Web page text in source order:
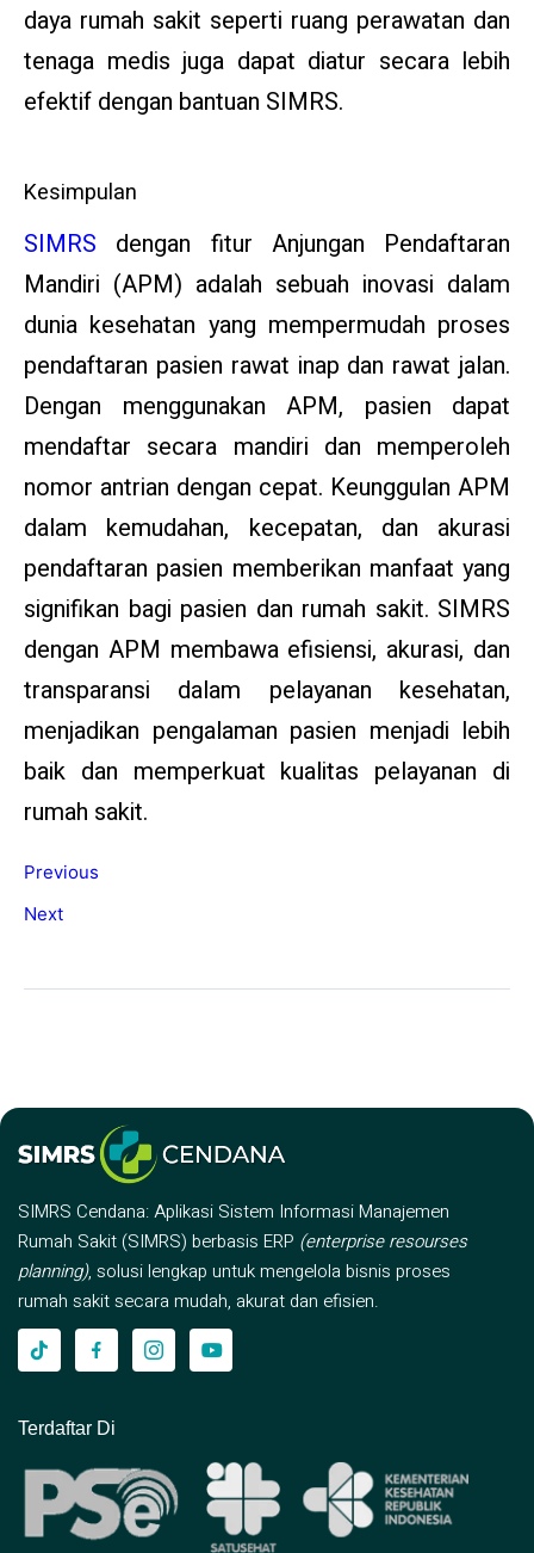
daya rumah sakit seperti ruang perawatan dan
tenaga medis juga dapat diatur secara lebih
efektif dengan bantuan SIMRS.
Kesimpulan
SIMRS dengan fitur Anjungan Pendaftaran
Mandiri (APM) adalah sebuah inovasi dalam
dunia kesehatan yang mempermudah proses
pendaftaran pasien rawat inap dan rawat jalan.
Dengan menggunakan APM, pasien dapat
mendaftar secara mandiri dan memperoleh
nomor antrian dengan cepat. Keunggulan APM
dalam kemudahan, kecepatan, dan akurasi
pendaftaran pasien memberikan manfaat yang
signifikan bagi pasien dan rumah sakit. SIMRS
dengan APM membawa efisiensi, akurasi, dan
transparansi dalam pelayanan kesehatan,
menjadikan pengalaman pasien menjadi lebih
baik dan memperkuat kualitas pelayanan di
rumah sakit.
Previous
Next
SIMRS Cendana: Aplikasi Sistem Informasi Manajemen
Rumah Sakit (SIMRS) berbasis ERP (enterprise resourses
planning), solusi lengkap untuk mengelola bisnis proses
rumah sakit secara mudah, akurat dan efisien.
Terdaftar Di